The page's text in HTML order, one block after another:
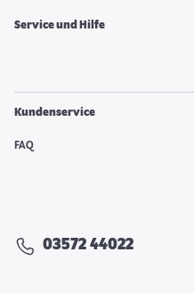
Service und Hilfe
Kundenservice
FAQ
03572 44022